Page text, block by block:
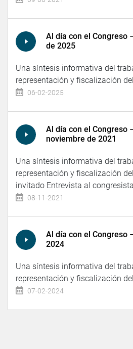
Al día con el Congreso
de 2025
Una síntesis informativa del
representación y fiscalización
06-02-2025
Al día con el Congreso
noviembre de 2021
Una síntesis informativa del
representación y fiscalización
invitado Entrevista al
08-11-2021
Al día con el Congreso
2024
Una síntesis informativa del
representación y fiscalización
07-02-2024